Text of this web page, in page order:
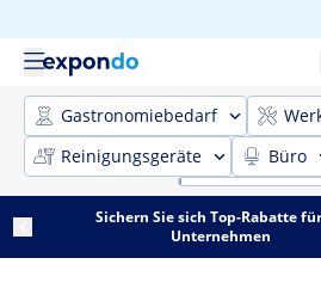
Gastronomiebedarf
Reinigungsgeräte
Büro
Sichern Sie sich Top-Rabatte
Unternehmen